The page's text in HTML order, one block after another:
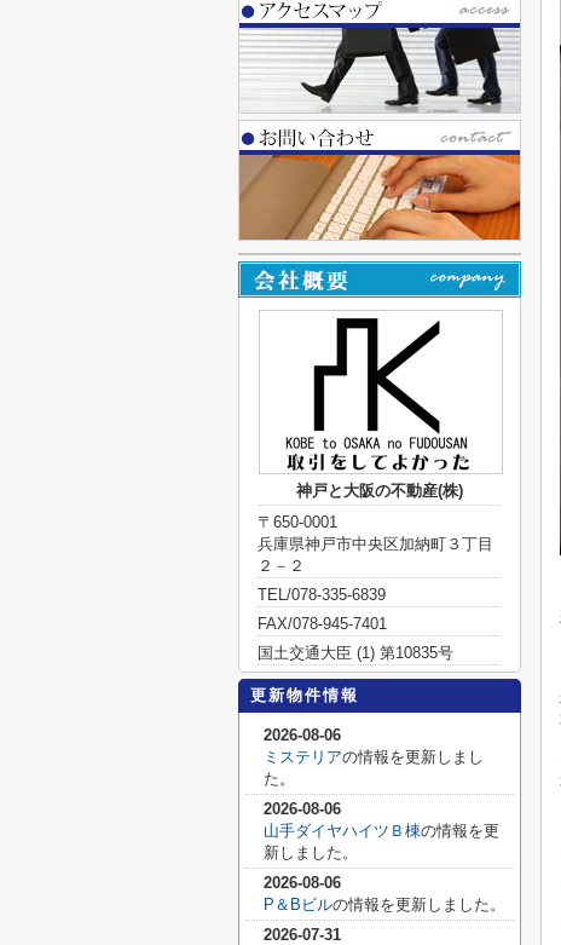
神戸と大阪の不動産(株)
〒650-0001
兵庫県神戸市中央区加納町３丁目
２－２
TEL/078-335-6839
FAX/078-945-7401
国土交通大臣 (1) 第10835号
更新物件情報
2026-08-06
ミステリアの情報を更新しまし
た。
2026-08-06
山手ダイヤハイツＢ棟の情報を更
新しました。
2026-08-06
P＆Bビルの情報を更新しました。
2026-07-31